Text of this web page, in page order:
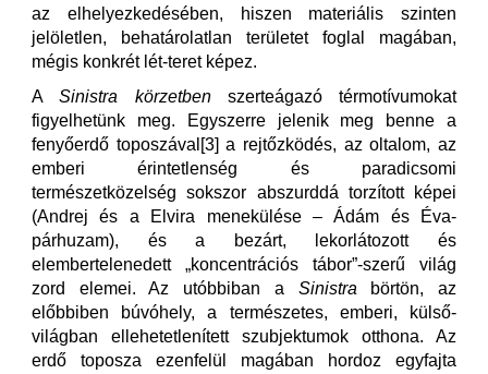
az elhelyezkedésében, hiszen materiális szinten
jelöletlen, behatárolatlan területet foglal magában,
mégis konkrét lét-teret képez.
ASinistra körzetbenszerteágazó térmotívumokat
figyelhetünk meg. Egyszerre jelenik meg benne a
fenyőerdő toposzával[3] a rejtőzködés, az oltalom, az
emberi érintetlenség és paradicsomi
természetközelség sokszor abszurddá torzított képei
(Andrej és a Elvira menekülése – Ádám és Éva-
párhuzam), és a bezárt, lekorlátozott és
elembertelenedett „koncentrációs tábor”-szerű világ
zord elemei. Az utóbbiban a Sinistra
börtön, az
előbbiben búvóhely, a természetes, emberi, külső-
világban ellehetetlenített szubjektumok otthona. Az
erdő toposza ezenfelül magában hordoz egyfajta